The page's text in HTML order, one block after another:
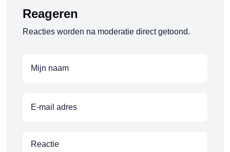
Reageren
Reacties worden na moderatie direct getoond.